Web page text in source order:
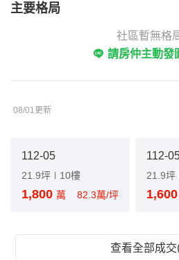
主要格局
社區暫無格
請房仲主動發
08/01更新
112-05
21.9坪 10樓
1,800 萬 82.3萬/坪
112-
21.9坪
1,600
查看全部成交